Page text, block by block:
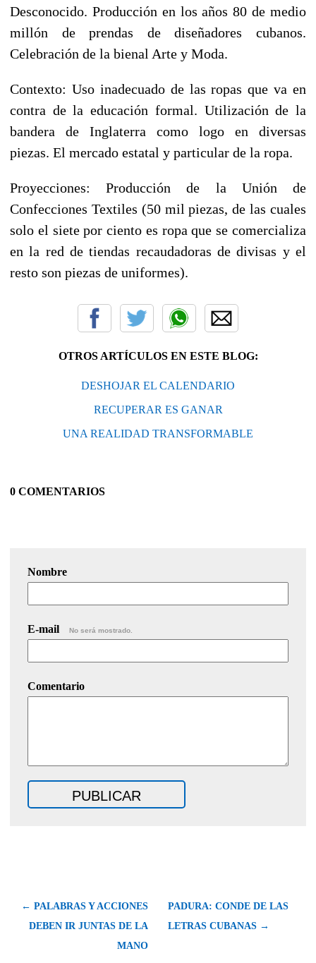
Desconocido. Producción en los años 80 de medio
millón de prendas de diseñadores cubanos.
Celebración de la bienal Arte y Moda.
Contexto: Uso inadecuado de las ropas que va en
contra de la educación formal. Utilización de la
bandera de Inglaterra como logo en diversas
piezas. El mercado estatal y particular de la ropa.
Proyecciones: Producción de la Unión de
Confecciones Textiles (50 mil piezas, de las cuales
solo el siete por ciento es ropa que se comercializa
en la red de tiendas recaudadoras de divisas y el
resto son piezas de uniformes).
OTROS ARTÍCULOS EN ESTE BLOG:
DESHOJAR EL CALENDARIO
RECUPERAR ES GANAR
UNA REALIDAD TRANSFORMABLE
0 COMENTARIOS
Nombre
E-mail No será mostrado.
Comentario
← PALABRAS Y ACCIONES
DEBEN IR JUNTAS DE LA
MANO
PADURA: CONDE DE LAS
LETRAS CUBANAS →